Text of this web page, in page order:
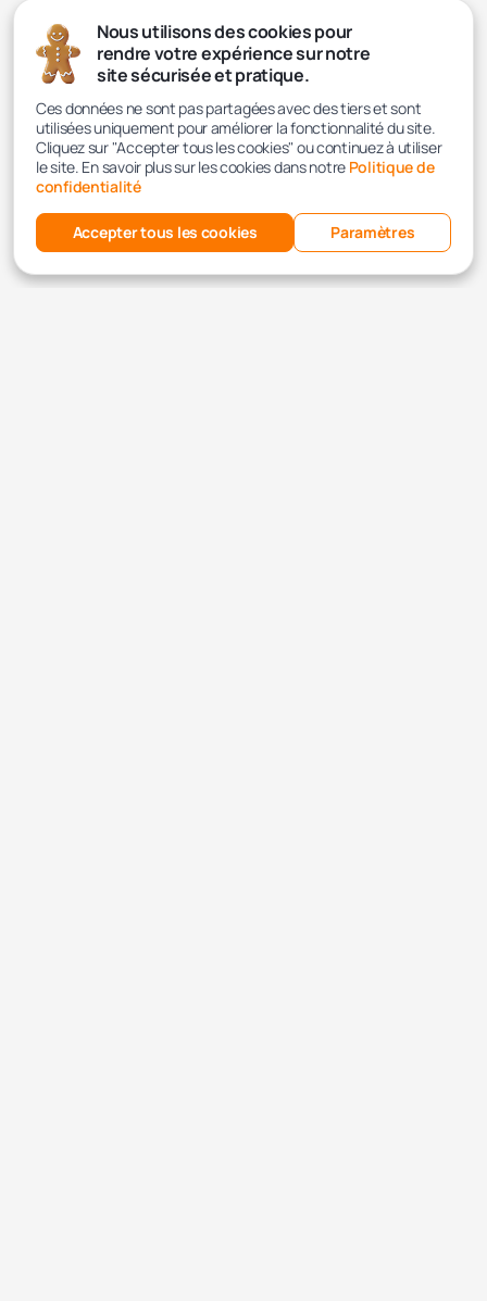
Nous utilisons des cookies pour
rendre votre expérience sur notre
site sécurisée et pratique.
Ces données ne sont pas partagées avec des tiers et sont
utilisées uniquement pour améliorer la fonctionnalité du site.
Cliquez sur "Accepter tous les cookies" ou continuez à utiliser
le site. En savoir plus sur les cookies dans notre Politique de
confidentialité
Accepter tous les cookies Paramètres